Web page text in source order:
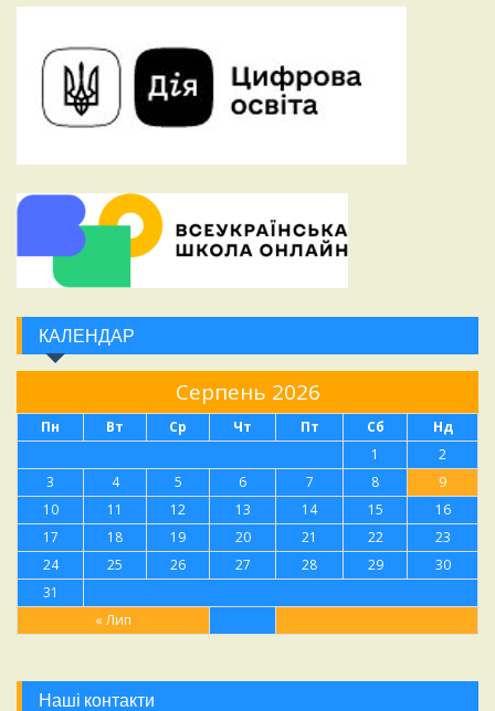
КАЛЕНДАР
Серпень 2026
Пн Вт Ср Чт Пт Сб Нд
« Лип
1
2
3
4 5 6 7 8
9
10
11 12 13 14 15
16
17
18 19 20 21 22
23
24
25 26 27 28 29
30
31
Наші контакти